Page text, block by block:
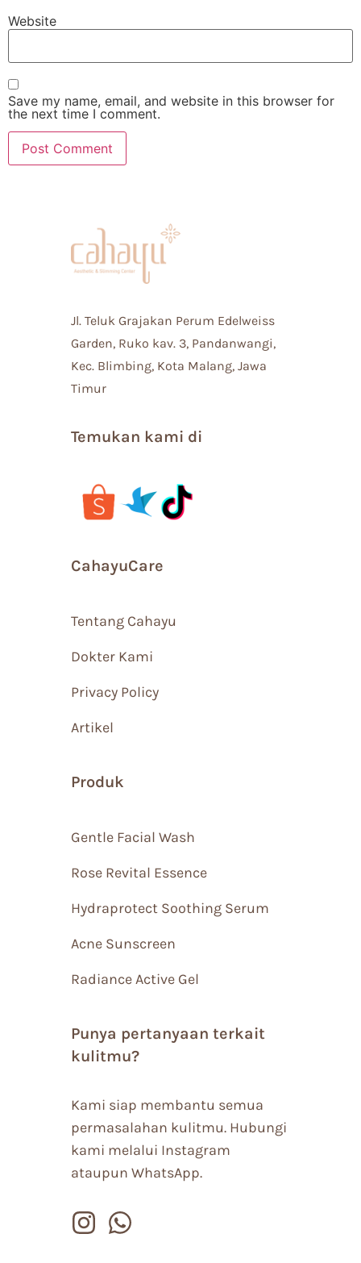
Website
Save my name, email, and website in this browser for
the next time I comment.
Jl. Teluk Grajakan Perum Edelweiss
Garden, Ruko kav. 3, Pandanwangi,
Kec. Blimbing, Kota Malang, Jawa
Timur
Temukan kami di
CahayuCare
Tentang Cahayu
Dokter Kami
Privacy Policy
Artikel
Produk
Gentle Facial Wash
Rose Revital Essence
Hydraprotect Soothing Serum
Acne Sunscreen
Radiance Active Gel
Punya pertanyaan terkait
kulitmu?
Kami siap membantu semua
permasalahan kulitmu. Hubungi
kami melalui Instagram
ataupun WhatsApp.